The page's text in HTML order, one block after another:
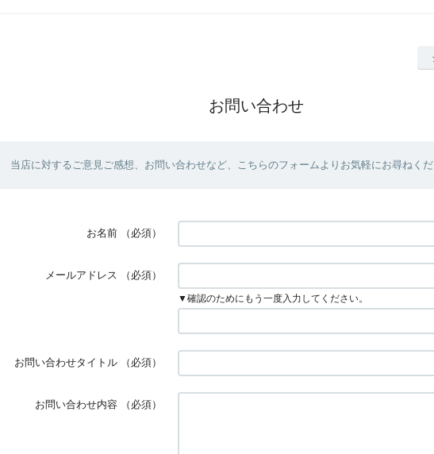
お問い合わせ
当店に対するご意見ご感想、お問い合わせなど、こちらのフォームよりお気軽にお尋ねく
お名前 （必須）
メールアドレス （必須）
▼確認のためにもう一度入力してください。
お問い合わせタイトル （必須）
お問い合わせ内容 （必須）